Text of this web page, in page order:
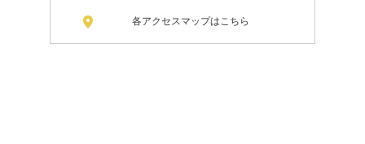
各アクセスマップはこちら